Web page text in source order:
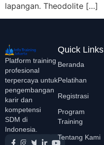
lapangan. Theodolite […]
Platform training
profesional
terpercaya untuk
pengembangan
karir dan
kompetensi
SDM di
Indonesia.
Quick Links
Beranda
Pelatihan
Registrasi
Program
Training
Tentang Kami